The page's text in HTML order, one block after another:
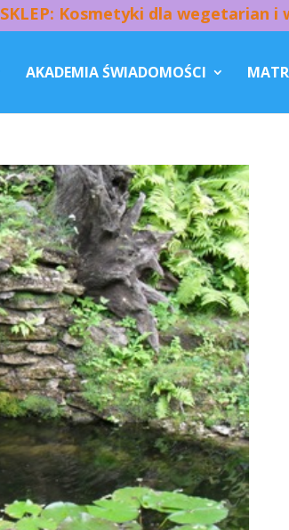
SKLEP: Kosmetyki dla wegetarian i
AKADEMIA ŚWIADOMOŚCI